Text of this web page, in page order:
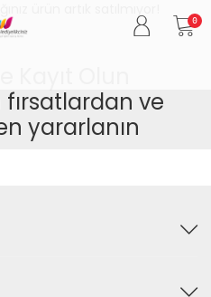
0
ve
yararlanın